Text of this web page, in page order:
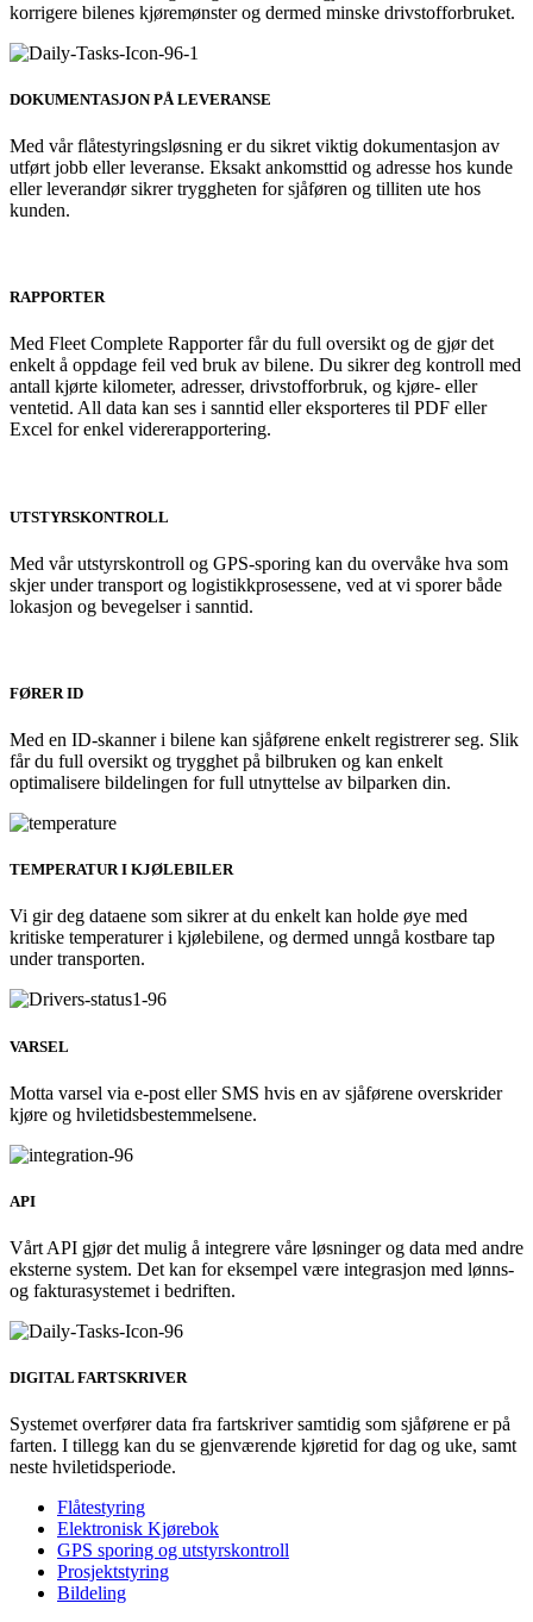
korrigere bilenes kjøremønster og dermed minske drivstofforbruket.
DOKUMENTASJON PÅ LEVERANSE
Med vår flåtestyringsløsning er du sikret viktig dokumentasjon av
utført jobb eller leveranse. Eksakt ankomsttid og adresse hos kunde
eller leverandør sikrer tryggheten for sjåføren og tilliten ute hos
kunden.
RAPPORTER
Med Fleet Complete Rapporter får du full oversikt og de gjør det
enkelt å oppdage feil ved bruk av bilene. Du sikrer deg kontroll med
antall kjørte kilometer, adresser, drivstofforbruk, og kjøre- eller
ventetid. All data kan ses i sanntid eller eksporteres til PDF eller
Excel for enkel vidererapportering.
UTSTYRSKONTROLL
Med vår utstyrskontroll og GPS-sporing kan du overvåke hva som
skjer under transport og logistikkprosessene, ved at vi sporer både
lokasjon og bevegelser i sanntid.
FØRER ID
Med en ID-skanner i bilene kan sjåførene enkelt registrerer seg. Slik
får du full oversikt og trygghet på bilbruken og kan enkelt
optimalisere bildelingen for full utnyttelse av bilparken din.
TEMPERATUR I KJØLEBILER
Vi gir deg dataene som sikrer at du enkelt kan holde øye med
kritiske temperaturer i kjølebilene, og dermed unngå kostbare tap
under transporten.
VARSEL
Motta varsel via e-post eller SMS hvis en av sjåførene overskrider
kjøre og hviletidsbestemmelsene.
API
Vårt API gjør det mulig å integrere våre løsninger og data med andre
eksterne system. Det kan for eksempel være integrasjon med lønns-
og fakturasystemet i bedriften.
DIGITAL FARTSKRIVER
Systemet overfører data fra fartskriver samtidig som sjåførene er på
farten. I tillegg kan du se gjenværende kjøretid for dag og uke, samt
neste hviletidsperiode.
Flåtestyring
Elektronisk Kjørebok
GPS sporing og utstyrskontroll
Prosjektstyring
Bildeling